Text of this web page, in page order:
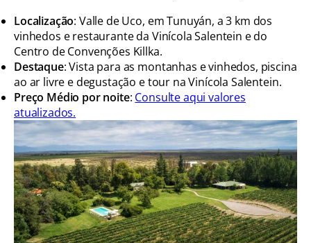
Localização: Valle de Uco, em Tunuyán, a 3 km dos
vinhedos e restaurante da Vinícola Salentein e do
Centro de Convenções Killka.
Destaque: Vista para as montanhas e vinhedos, piscina
ao ar livre e degustação e tour na Vinícola Salentein.
Preço Médio por noite: Consulte aqui valores
atualizados.